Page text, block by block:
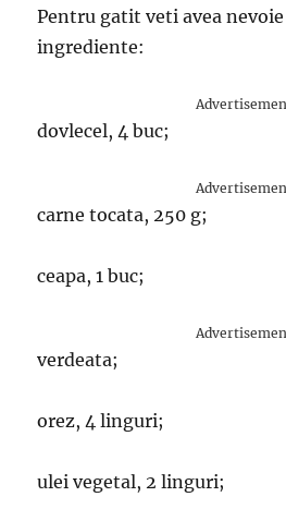
Pentru gatit veti avea
ingrediente:
dovlecel, 4 buc;
carne tocata, 250 g;
ceapa, 1 buc;
verdeata;
orez, 4 linguri;
ulei vegetal, 2 linguri;